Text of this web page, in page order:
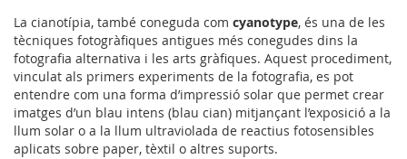
La cianotípia, també coneguda com cyanotype, és una de les
tècniques fotogràfiques antigues més conegudes dins la
fotografia alternativa i les arts gràfiques. Aquest procediment,
vinculat als primers experiments de la fotografia, es pot
entendre com una forma d’impressió solar que permet crear
imatges d’un blau intens (blau cian) mitjançant l’exposició a la
llum solar o a la llum ultraviolada de reactius fotosensibles
aplicats sobre paper, tèxtil o altres suports.